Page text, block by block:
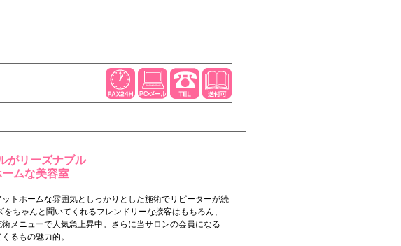
がリーズナブル
ムな美容室
トホームな雰囲気としっかりとした施術でリピーターが続
ちゃんと聞いてくれるフレンドリーな接客はもちろん、
メニューで人気急上昇中。さらに当サロンの会員になる
るもの魅力的。